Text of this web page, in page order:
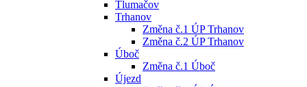
Tlumačov
Trhanov
Změna č.1 ÚP Trhanov
Změna č.2 ÚP Trhanov
Úboč
Změna č.1 Úboč
Újezd